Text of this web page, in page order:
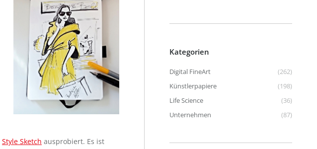
Style Sketch ausprobiert. Es ist
Kategorien
Digital FineArt
(262)
Künstlerpapiere
(198)
Life Science
(36)
Unternehmen
(87)